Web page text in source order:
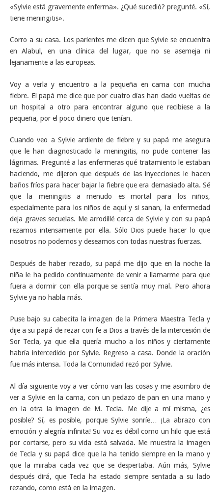
«Sylvie está gravemente enferma». ¿Qué sucedió? pregunté. «Sí,
tiene meningitis».
Corro a su casa. Los parientes me dicen que Sylvie se encuentra
en Alabul, en una clínica del lugar, que no se asemeja ni
lejanamente a las europeas.
Voy a verla y encuentro a la pequeña en cama con mucha
fiebre. El papá me dice que por cuatro días han dado vueltas de
un hospital a otro para encontrar alguno que recibiese a la
pequeña, por el poco dinero que tenían.
Cuando veo a Sylvie ardiente de fiebre y su papá me asegura
que le han diagnosticado la meningitis, no pude contener las
lágrimas. Pregunté a las enfermeras qué tratamiento le estaban
haciendo, me dijeron que después de las inyecciones le hacen
baños fríos para hacer bajar la fiebre que era demasiado alta. Sé
que la meningitis a menudo es mortal para los niños,
especialmente para los niños de aquí y si sanan, la enfermedad
deja graves secuelas. Me arrodillé cerca de Sylvie y con su papá
rezamos intensamente por ella. Sólo Dios puede hacer lo que
nosotros no podemos y deseamos con todas nuestras fuerzas.
Después de haber rezado, su papá me dijo que en la noche la
niña le ha pedido continuamente de venir a llamarme para que
fuera a dormir con ella porque se sentía muy mal. Pero ahora
Sylvie ya no habla más.
Puse bajo su cabecita la imagen de la Primera Maestra Tecla y
dije a su papá de rezar con fe a Dios a través de la intercesión de
Sor Tecla, ya que ella quería mucho a los niños y ciertamente
habría intercedido por Sylvie. Regreso a casa. Donde la oración
fue más intensa. Toda la Comunidad rezó por Sylvie.
Al día siguiente voy a ver cómo van las cosas y me asombro de
ver a Sylvie en la cama, con un pedazo de pan en una mano y
en la otra la imagen de M. Tecla. Me dije a mí misma, ¿es
posible? Sí, es posible, porque Sylvie sonríe… ¡La abrazo con
emoción y alegría infinita! Su voz es débil como un hilo que está
por cortarse, pero su vida está salvada. Me muestra la imagen
de Tecla y su papá dice que la ha tenido siempre en la mano y
que la miraba cada vez que se despertaba. Aún más, Sylvie
después dirá, que Tecla ha estado siempre sentada a su lado
rezando, como está en la imagen.